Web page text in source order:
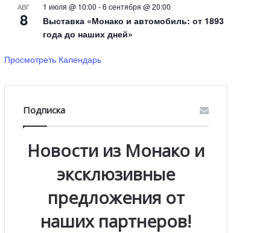
АВГ
8
1 июля @ 10:00 -6 сентября @ 20:00
Выставка «Монако и автомобиль: от 1893
года до наших дней»
Просмотреть Календарь
Подписка
Новости из Монако и
эксклюзивные
предложения от
наших партнеров!